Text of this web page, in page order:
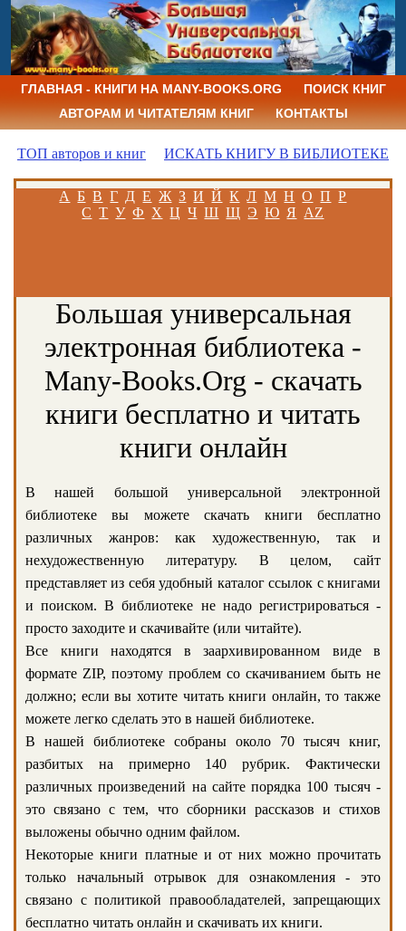
ГЛАВНАЯ - КНИГИ НА MANY-BOOKS.ORG
ПОИСК КНИГ
АВТОРАМ И ЧИТАТЕЛЯМ КНИГ
КОНТАКТЫ
ТОП авторов и книг ИСКАТЬ КНИГУ В БИБЛИОТЕКЕ
А Б В Г Д Е Ж З И Й К Л М Н О П Р
С Т У Ф Х Ц Ч Ш Щ Э Ю Я AZ
Большая универсальная
электронная библиотека -
Many-Books.Org - скачать
книги бесплатно и читать
книги онлайн
В нашей большой универсальной электронной
библиотеке вы можете скачать книги бесплатно
различных жанров: как художественную, так и
нехудожественную литературу. В целом, сайт
представляет из себя удобный каталог ссылок с книгами
и поиском. В библиотеке не надо регистрироваться -
просто заходите и скачивайте (или читайте).
Все книги находятся в заархивированном виде в
формате ZIP, поэтому проблем со скачиванием быть не
должно; если вы хотите читать книги онлайн, то также
можете легко сделать это в нашей библиотеке.
В нашей библиотеке собраны около 70 тысяч книг,
разбитых на примерно 140 рубрик. Фактически
различных произведений на сайте порядка 100 тысяч -
это связано с тем, что сборники рассказов и стихов
выложены обычно одним файлом.
Некоторые книги платные и от них можно прочитать
только начальный отрывок для ознакомления - это
связано с политикой правообладателей, запрещающих
бесплатно читать онлайн и скачивать их книги.